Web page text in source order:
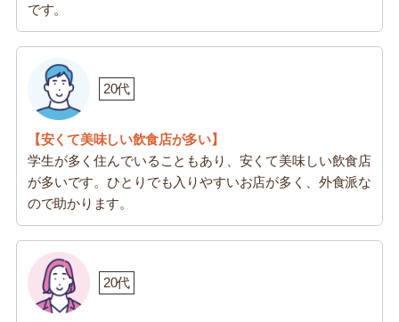
です。
20代
【安くて美味しい飲食店が多い】
学生が多く住んでいることもあり、安くて美味しい飲食店
が多いです。ひとりでも入りやすいお店が多く、外食派な
ので助かります。
20代